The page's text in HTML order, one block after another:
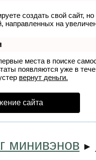
создать свой сайт,
направленных на
места в поиске
появляются уже в
вернут деньги.
сайта
минивэнов ►